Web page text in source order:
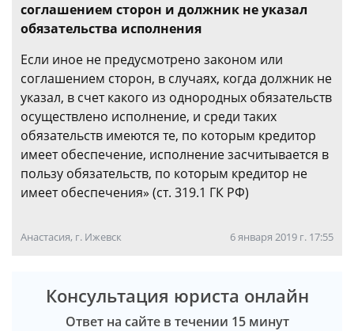
соглашением сторон и должник не указал
обязательства исполнения
Если иное не предусмотрено законом или
соглашением сторон, в случаях, когда должник не
указал, в счет какого из однородных обязательств
осуществлено исполнение, и среди таких
обязательств имеются те, по которым кредитор
имеет обеспечение, исполнение засчитывается в
пользу обязательств, по которым кредитор не
имеет обеспечения» (ст. 319.1 ГК РФ)
Анастасия, г. Ижевск 6 января 2019 г. 17:55
Консультация юриста онлайн
Ответ на сайте в течении 15 минут